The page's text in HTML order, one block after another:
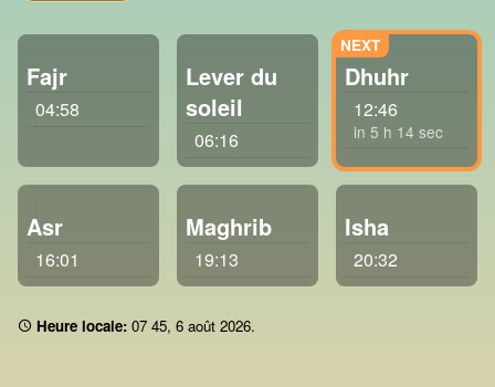
Fajr
04:58
Lever du
soleil
06:16
Dhuhr
12:46
in 5 h 13 sec
Asr
16:01
Maghrib
19:13
Isha
20:32
Heure locale: 07:45, 6 août 2026.